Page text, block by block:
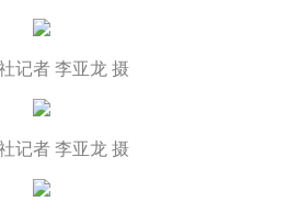
记者 李亚龙 摄
记者 李亚龙 摄